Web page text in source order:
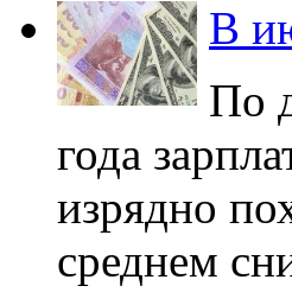
В
По
года
изрядно
среднем